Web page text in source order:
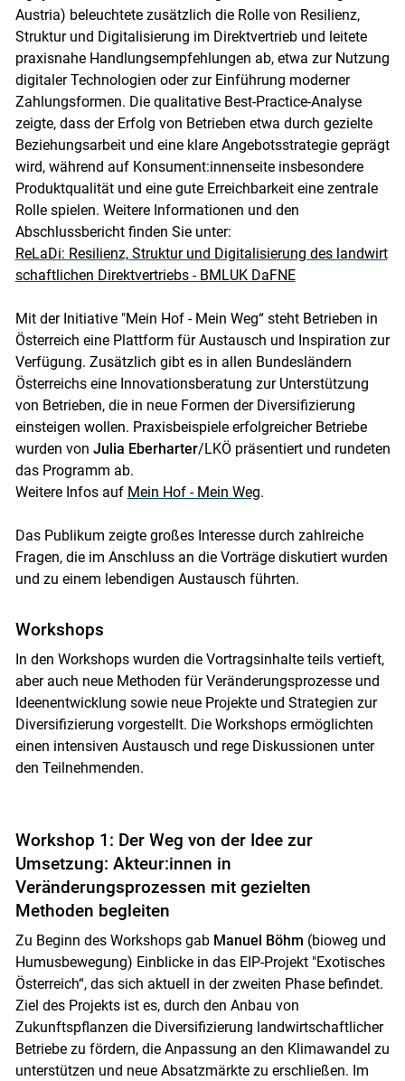
Austria) beleuchtete zusätzlich die Rolle von Resilienz,
Struktur und Digitalisierung im Direktvertrieb und leitete
praxisnahe Handlungsempfehlungen ab, etwa zur Nutzung
digitaler Technologien oder zur Einführung moderner
Zahlungsformen. Die qualitative Best-Practice-Analyse
zeigte, dass der Erfolg von Betrieben etwa durch gezielte
Beziehungsarbeit und eine klare Angebotsstrategie geprägt
wird, während auf Konsument:innenseite insbesondere
Produktqualität und eine gute Erreichbarkeit eine zentrale
Rolle spielen. Weitere Informationen und den
Abschlussbericht finden Sie unter:
ReLaDi: Resilienz, Struktur und Digitalisierung des landwirt
schaftlichen Direktvertriebs - BMLUK DaFNE
Mit der Initiative "Mein Hof - Mein Weg“ steht Betrieben in
Österreich eine Plattform für Austausch und Inspiration zur
Verfügung. Zusätzlich gibt es in allen Bundesländern
Österreichs eine Innovationsberatung zur Unterstützung
von Betrieben, die in neue Formen der Diversifizierung
einsteigen wollen. Praxisbeispiele erfolgreicher Betriebe
wurden von Julia Eberharter/LKÖ präsentiert und rundeten
das Programm ab.
Weitere Infos auf Mein Hof - Mein Weg.
Das Publikum zeigte großes Interesse durch zahlreiche
Fragen, die im Anschluss an die Vorträge diskutiert wurden
und zu einem lebendigen Austausch führten.
Workshops
In den Workshops wurden die Vortragsinhalte teils vertieft,
aber auch neue Methoden für Veränderungsprozesse und
Ideenentwicklung sowie neue Projekte und Strategien zur
Diversifizierung vorgestellt. Die Workshops ermöglichten
einen intensiven Austausch und rege Diskussionen unter
den Teilnehmenden.
Workshop 1: Der Weg von der Idee zur
Umsetzung: Akteur:innen in
Veränderungsprozessen mit gezielten
Methoden begleiten
Zu Beginn des Workshops gab Manuel Böhm (bioweg und
Humusbewegung) Einblicke in das EIP-Projekt "Exotisches
Österreich“, das sich aktuell in der zweiten Phase befindet.
Ziel des Projekts ist es, durch den Anbau von
Zukunftspflanzen die Diversifizierung landwirtschaftlicher
Betriebe zu fördern, die Anpassung an den Klimawandel zu
unterstützen und neue Absatzmärkte zu erschließen. Im